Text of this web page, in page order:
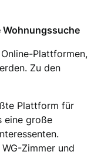
Wohnungssuche
Plattformen,
Zu den
Plattform für
eine große
Zimmer und